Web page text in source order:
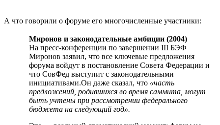
А что говорили о форуме его многочисленные участники:
Миронов и законодательные амбиции (2004)
На пресс-конференции по завершении III БЭФ
Миронов заявил, что все ключевые предложения
форума войдут в постановление Совета Федерации и
что СовФед выступит с законодательными
инициативами.Он даже сказал, что «часть
предложений, родившихся во время саммита, могут
быть учтены при рассмотрении федерального
бюджета на следующий год».